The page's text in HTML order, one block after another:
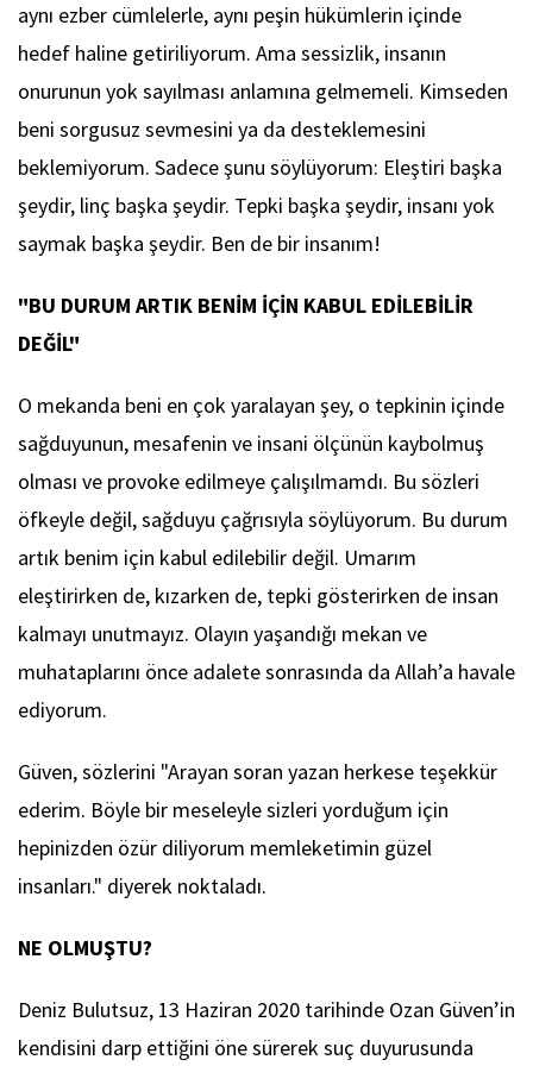
aynı ezber cümlelerle, aynı peşin hükümlerin içinde
hedef haline getiriliyorum. Ama sessizlik, insanın
onurunun yok sayılması anlamına gelmemeli. Kimseden
beni sorgusuz sevmesini ya da desteklemesini
beklemiyorum. Sadece şunu söylüyorum: Eleştiri başka
şeydir, linç başka şeydir. Tepki başka şeydir, insanı yok
saymak başka şeydir. Ben de bir insanım!
"BU DURUM ARTIK BENİM İÇİN KABUL EDİLEBİLİR
DEĞİL"
O mekanda beni en çok yaralayan şey, o tepkinin içinde
sağduyunun, mesafenin ve insani ölçünün kaybolmuş
olması ve provoke edilmeye çalışılmamdı. Bu sözleri
öfkeyle değil, sağduyu çağrısıyla söylüyorum. Bu durum
artık benim için kabul edilebilir değil. Umarım
eleştirirken de, kızarken de, tepki gösterirken de insan
kalmayı unutmayız. Olayın yaşandığı mekan ve
muhataplarını önce adalete sonrasında da Allah’a havale
ediyorum.
Güven, sözlerini "Arayan soran yazan herkese teşekkür
ederim. Böyle bir meseleyle sizleri yorduğum için
hepinizden özür diliyorum memleketimin güzel
insanları." diyerek noktaladı.
NE OLMUŞTU?
Deniz Bulutsuz, 13 Haziran 2020 tarihinde Ozan Güven’in
kendisini darp ettiğini öne sürerek suç duyurusunda